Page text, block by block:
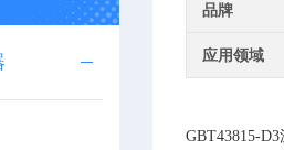
品牌
应用领域
GBT43815-D3